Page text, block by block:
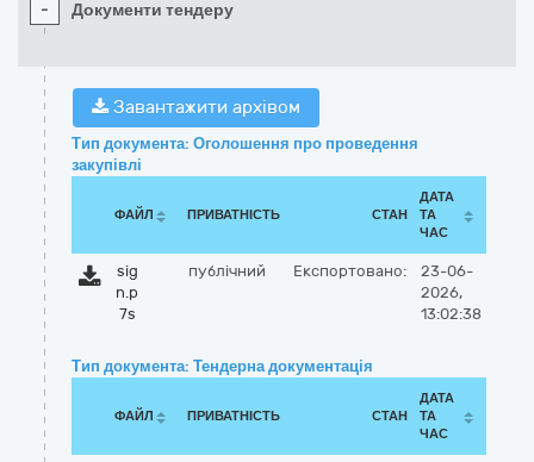
- Документи тендеру
Завантажити архівом
Тип документа: Оголошення про проведення
закупівлі
ФАЙЛ ПРИВАТНІСТЬ СТАН
ДАТА
ТА
ЧАС
sig
n.p
7s
публічний Експортовано:
23-06-
2026,
13:02:38
Тип документа: Тендерна документація
ФАЙЛ ПРИВАТНІСТЬ СТАН
ДАТА
ТА
ЧАС